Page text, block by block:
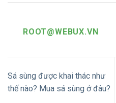
ROOT@WEBUX.VN
Sá sùng được khai thác như
thế nào? Mua sá sùng ở đâu?